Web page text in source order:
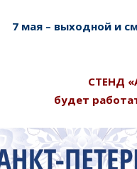
7 мая – выходной и
СТЕНД
будет